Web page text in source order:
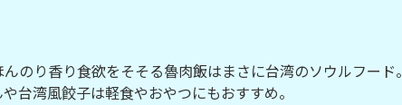
のり香り食欲をそそる魯肉飯はまさに台湾のソウルフード。
台湾風餃子は軽食やおやつにもおすすめ。